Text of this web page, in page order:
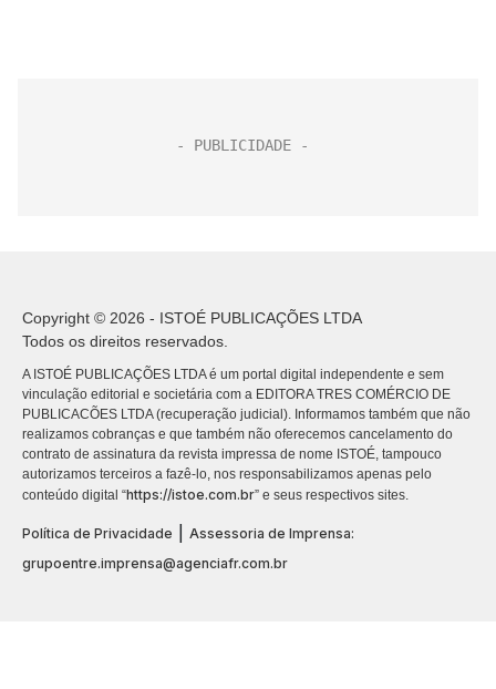
Copyright © 2026 - ISTOÉ PUBLICAÇÕES LTDA
Todos os direitos reservados.
A ISTOÉ PUBLICAÇÕES LTDA é um portal digital independente e sem
vinculação editorial e societária com a EDITORA TRES COMÉRCIO DE
PUBLICACÕES LTDA (recuperação judicial). Informamos também que não
realizamos cobranças e que também não oferecemos cancelamento do
contrato de assinatura da revista impressa de nome ISTOÉ, tampouco
autorizamos terceiros a fazê-lo, nos responsabilizamos apenas pelo
conteúdo digital “https://istoe.com.br” e seus respectivos sites.
Política de Privacidade
Assessoria de Imprensa:
grupoentre.imprensa@agenciafr.com.br